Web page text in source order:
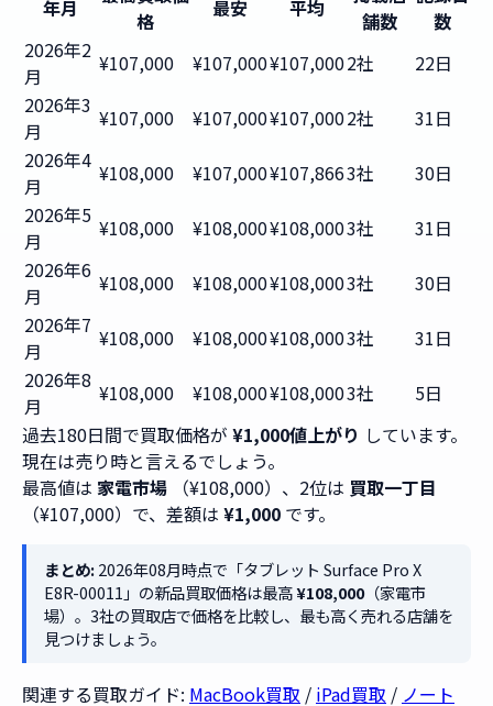
年月
格
最安 平均
舗数
数
2026年2
月
¥107,000 ¥107,000¥107,0002社
22日
2026年3
月
¥107,000 ¥107,000¥107,0002社
31日
2026年4
月
¥108,000 ¥107,000¥107,8663社
30日
2026年5
月
¥108,000 ¥108,000¥108,0003社
31日
2026年6
月
¥108,000 ¥108,000¥108,0003社
30日
2026年7
月
¥108,000 ¥108,000¥108,0003社
31日
2026年8
月
¥108,000 ¥108,000¥108,0003社
5日
過去180日間で買取価格が ¥1,000値上がり しています。
現在は売り時と言えるでしょう。
最高値は 家電市場 （¥108,000）、2位は 買取一丁目
（¥107,000）で、差額は ¥1,000 です。
まとめ:2026年08月時点で「タブレット Surface Pro X
E8R-00011」の新品買取価格は最高¥108,000（家電市
場）。3社の買取店で価格を比較し、最も高く売れる店舗を
見つけましょう。
関連する買取ガイド: MacBook買取 / iPad買取 / ノート